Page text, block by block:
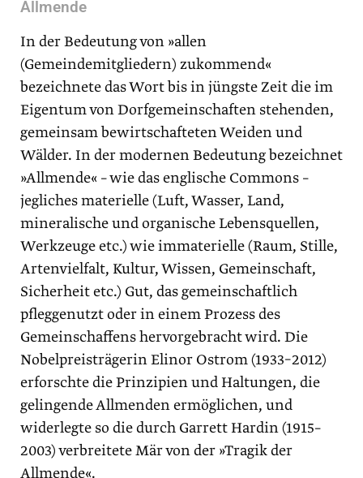
Allmende
In der Bedeutung von »allen
(Gemeindemitgliedern) zukommend«
bezeichnete das Wort bis in jüngste Zeit die im
Eigentum von Dorfgemeinschaften stehenden,
gemeinsam bewirtschafteten Weiden und
Wälder. In der modernen Bedeutung bezeichnet
»Allmende« – wie das englische Commons –
jegliches materielle (Luft, Wasser, Land,
mineralische und organische Lebensquellen,
Werkzeuge etc.) wie immaterielle (Raum, Stille,
Artenvielfalt, Kultur, Wissen, Gemeinschaft,
Sicherheit etc.) Gut, das gemeinschaftlich
pfleggenutzt oder in einem Prozess des
Gemeinschaffens hervorgebracht wird. Die
Nobelpreisträgerin Elinor Ostrom (1933–2012)
erforschte die Prinzipien und Haltungen, die
gelingende Allmenden ermöglichen, und
widerlegte so die durch Garrett Hardin (1915–
2003) verbreitete Mär von der »Tragik der
Allmende«.